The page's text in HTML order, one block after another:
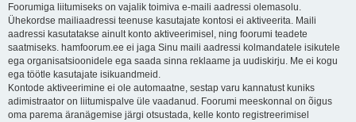
Foorumiga liitumiseks on vajalik toimiva e-maili aadressi olemasolu.
Ühekordse mailiaadressi teenuse kasutajate kontosi ei aktiveerita. Maili
aadressi kasutatakse ainult konto aktiveerimisel, ning foorumi teadete
saatmiseks. hamfoorum.ee ei jaga Sinu maili aadressi kolmandatele isikutele
ega organisatsioonidele ega saada sinna reklaame ja uudiskirju. Me ei kogu
ega töötle kasutajate isikuandmeid.
Kontode aktiveerimine ei ole automaatne, sestap varu kannatust kuniks
adimistraator on liitumispalve üle vaadanud. Foorumi meeskonnal on õigus
oma parema äranägemise järgi otsustada, kelle konto registreerimisel